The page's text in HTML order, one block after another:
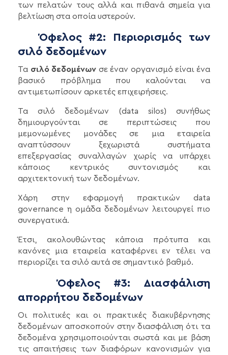
των πελατών τους αλλά και πιθανά σημεία για
βελτίωση στα οποία υστερούν.
Όφελος #2: Περιορισμός των
σιλό δεδομένων
Τα σιλό δεδομένων σε έναν οργανισμό είναι ένα
βασικό πρόβλημα που καλούνται να
αντιμετωπίσουν αρκετές επιχειρήσεις.
Τα σιλό δεδομένων (data silos) συνήθως
δημιουργούνται σε περιπτώσεις που
μεμονωμένες μονάδες σε μια εταιρεία
αναπτύσσουν ξεχωριστά συστήματα
επεξεργασίας συναλλαγών χωρίς να υπάρχει
κάποιος κεντρικός συντονισμός και
αρχιτεκτονική των δεδομένων.
Χάρη στην εφαρμογή πρακτικών data
governance η ομάδα δεδομένων λειτουργεί πιο
συνεργατικά.
Έτσι, ακολουθώντας κάποια πρότυπα και
κανόνες μια εταιρεία καταφέρνει εν τέλει να
περιορίζει τα σιλό αυτά σε σημαντικό βαθμό.
Όφελος #3: Διασφάλιση
απορρήτου δεδομένων
Οι πολιτικές και οι πρακτικές διακυβέρνησης
δεδομένων αποσκοπούν στην διασφάλιση ότι τα
δεδομένα χρησιμοποιούνται σωστά και με βάση
τις απαιτήσεις των διαφόρων κανονισμών για